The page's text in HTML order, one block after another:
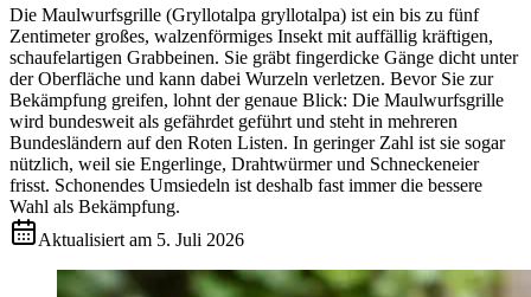
Die Maulwurfsgrille (Gryllotalpa gryllotalpa) ist ein bis zu fünf
Zentimeter großes, walzenförmiges Insekt mit auffällig kräftigen,
schaufelartigen Grabbeinen. Sie gräbt fingerdicke Gänge dicht unter
der Oberfläche und kann dabei Wurzeln verletzen. Bevor Sie zur
Bekämpfung greifen, lohnt der genaue Blick: Die Maulwurfsgrille
wird bundesweit als gefährdet geführt und steht in mehreren
Bundesländern auf den Roten Listen. In geringer Zahl ist sie sogar
nützlich, weil sie Engerlinge, Drahtwürmer und Schneckeneier
frisst. Schonendes Umsiedeln ist deshalb fast immer die bessere
Wahl als Bekämpfung.
Aktualisiert am 5. Juli 2026